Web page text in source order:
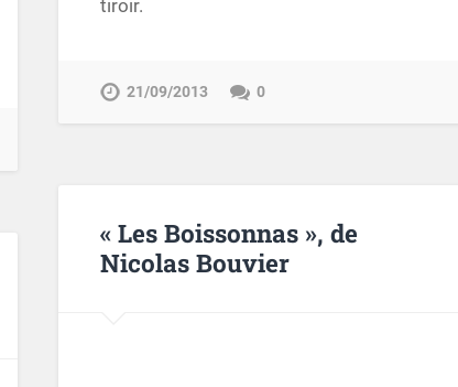
tiroir.
21/09/2013 0
« Les Boissonnas », de
Nicolas Bouvier